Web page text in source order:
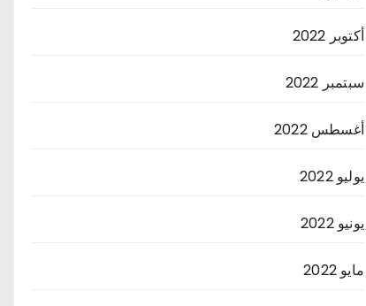
أكتوبر 2022
سبتمبر 2022
أغسطس 2022
يوليو 2022
يونيو 2022
مايو 2022